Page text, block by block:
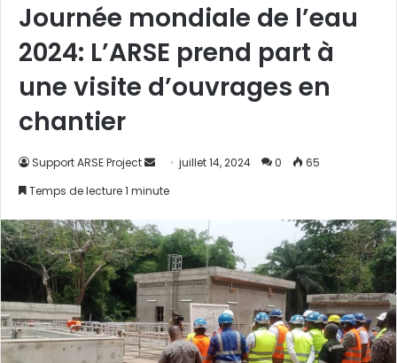
Journée mondiale de l’eau
2024: L’ARSE prend part à
une visite d’ouvrages en
chantier
Support ARSE Project
n
o
y
e
r
u
n
c
juillet 14, 2024 0
65
Temps de lecture 1 minute